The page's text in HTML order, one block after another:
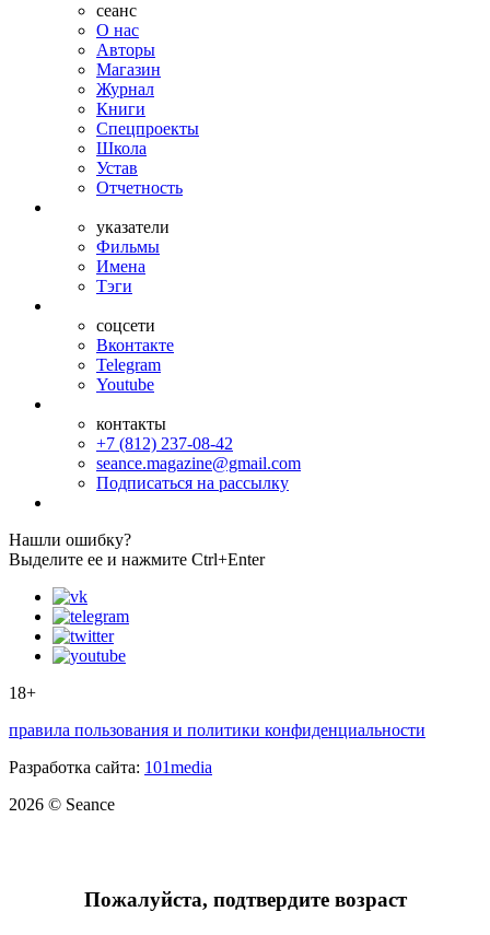
сеанс
О нас
Авторы
Магазин
Журнал
Книги
Спецпроекты
Школа
Устав
Отчетность
указатели
Фильмы
Имена
Тэги
соцсети
Вконтакте
Telegram
Youtube
контакты
+7 (812) 237-08-42
seance.magazine@gmail.com
Подписаться на рассылку
Нашли ошибку?
Выделите ее и нажмите Ctrl+Enter
18+
правила пользования и политики конфиденциальности
Разработка сайта: 101media
2026 © Seance
Пожалуйста, подтвердите возраст